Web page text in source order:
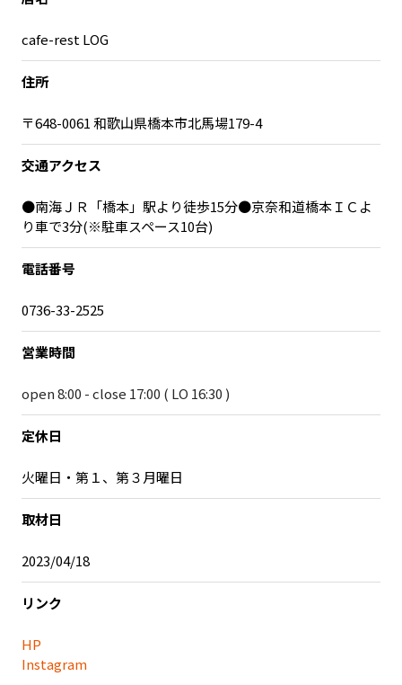
特集コンテンツ
地域を代表する 企業100選
プレスリリース
Localist
SDGsの先駆者
イベント
飲食店
地域豆知識
記事ライター アンバサダー
お問い合わせ 会社概要
cafe-rest LOG
住所
〒648-0061 和歌山県橋本市北馬場179-4
交通アクセス
●南海ＪＲ「橋本」駅より徒歩15分●京奈和道橋本ＩＣよ
り車で3分(※駐車スペース10台)
電話番号
0736-33-2525
営業時間
open 8:00 - close 17:00 ( LO 16:30 )
定休日
火曜日・第１、第３月曜日
取材日
2023/04/18
リンク
HP
Instagram